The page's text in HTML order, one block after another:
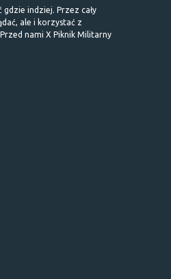
indziej. Przez cały
ale i korzystać z
nami X Piknik Militarny